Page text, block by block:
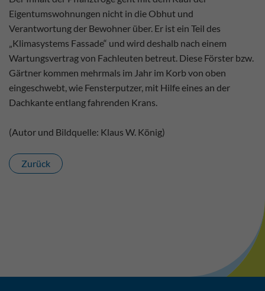
Eigentumswohnungen nicht in die Obhut und
Verantwortung der Bewohner über. Er ist ein Teil des
„Klimasystems Fassade“ und wird deshalb nach einem
Wartungsvertrag von Fachleuten betreut. Diese Förster bzw.
Gärtner kommen mehrmals im Jahr im Korb von oben
eingeschwebt, wie Fensterputzer, mit Hilfe eines an der
Dachkante entlang fahrenden Krans.
(Autor und Bildquelle: Klaus W. König)
Zurück